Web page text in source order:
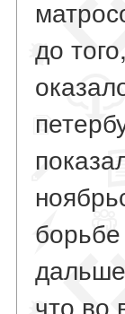
до
что во